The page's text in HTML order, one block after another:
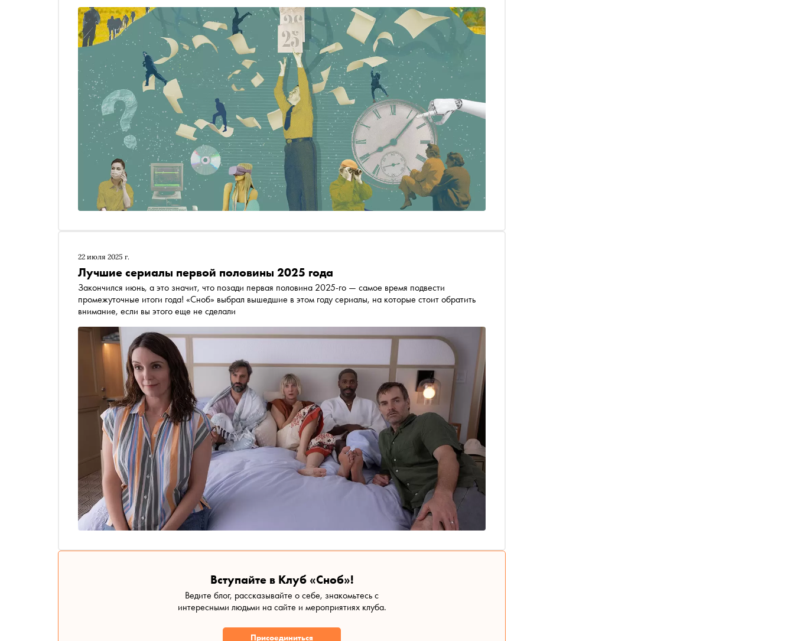
Евгения Водолазкина до Валерии Гай-Германики — примеряют эти вопросы на себя и на те 25 лет, что
мы прожили в новом столетии
22 июля 2025 г.
Лучшие сериалы первой половины 2025 года
Закончился июнь, а это значит, что позади первая половина 2025-го — самое время подвести
промежуточные итоги года! «Сноб» выбрал вышедшие в этом году сериалы, на которые стоит обратить
внимание, если вы этого еще не сделали
Вступайте в Клуб «Сноб»!
Ведите блог, рассказывайте о себе, знакомьтесь с
интересными людьми на сайте и мероприятиях клуба.
Присоединиться